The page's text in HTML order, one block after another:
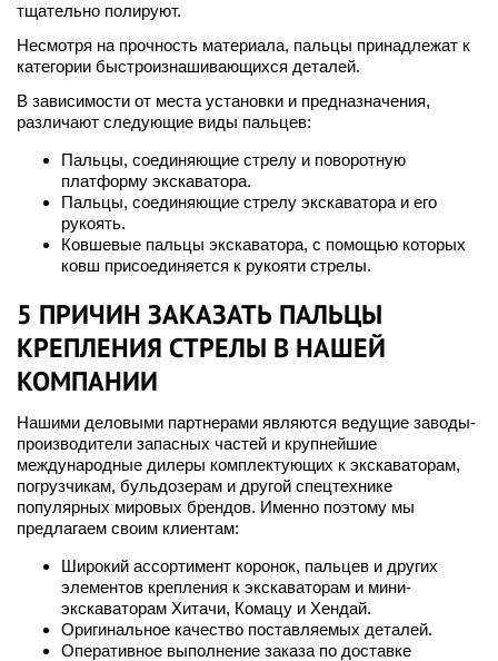
тщательно полируют.
Несмотря на прочность материала, пальцы принадлежат к
категории быстроизнашивающихся деталей.
В зависимости от места установки и предназначения,
различают следующие виды пальцев:
Пальцы, соединяющие стрелу и поворотную
платформу экскаватора.
Пальцы, соединяющие стрелу экскаватора и его
рукоять.
Ковшевые пальцы экскаватора, с помощью которых
ковш присоединяется к рукояти стрелы.
5 ПРИЧИН ЗАКАЗАТЬ ПАЛЬЦЫ
КРЕПЛЕНИЯ СТРЕЛЫ В НАШЕЙ
КОМПАНИИ
Нашими деловыми партнерами являются ведущие заводы-
производители запасных частей и крупнейшие
международные дилеры комплектующих к экскаваторам,
погрузчикам, бульдозерам и другой спецтехнике
популярных мировых брендов. Именно поэтому мы
предлагаем своим клиентам:
Широкий ассортимент коронок, пальцев и других
элементов крепления к экскаваторам и мини-
экскаваторам Хитачи, Комацу и Хендай.
Оригинальное качество поставляемых деталей.
Оперативное выполнение заказа по доставке